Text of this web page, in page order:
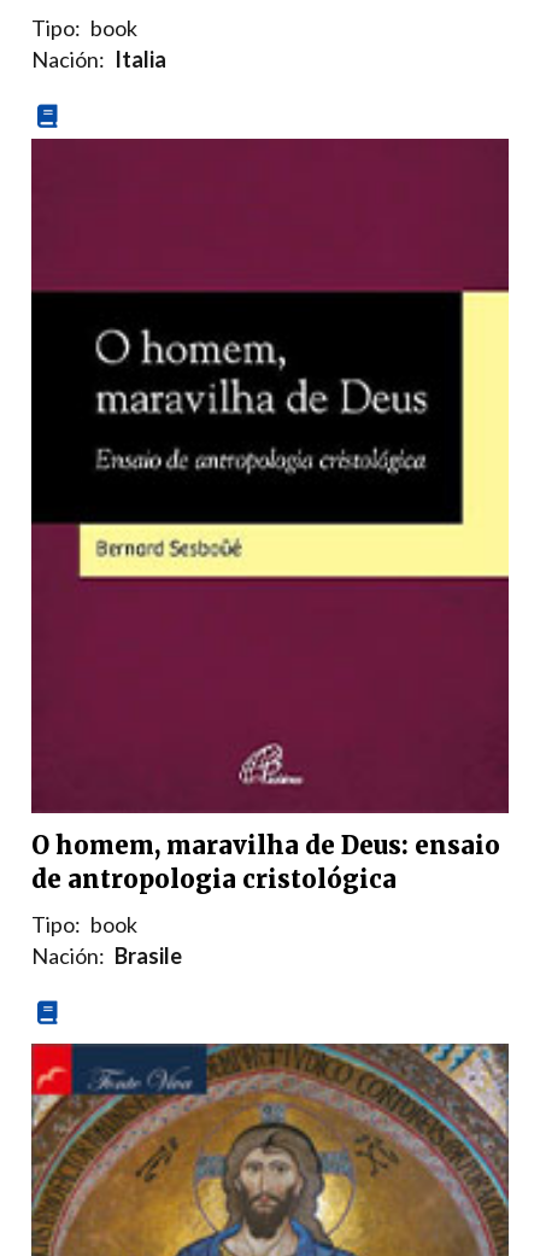
Tipo: book
Nación: Italia
O homem, maravilha de Deus: ensaio
de antropologia cristológica
Tipo: book
Nación: Brasile